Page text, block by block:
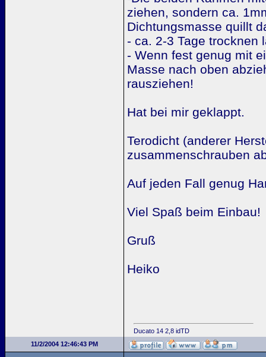
ziehen, sondern ca.
Dichtungsmasse quillt
- ca. 2-3 Tage trocknen
- Wenn fest genug mit
Masse nach oben
rausziehen!
Hat bei mir geklappt.
Terodicht (anderer
zusammenschrauben
Auf jeden Fall genug
Viel Spaß beim Einbau!
Gruß
Heiko
Ducato 14 2,8 idTD
11/2/2004 12:46:43 PM